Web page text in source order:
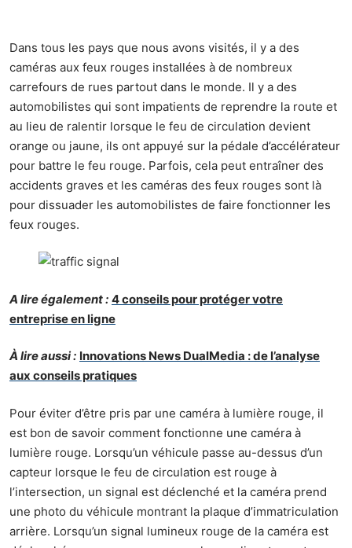
Dans tous les pays que nous avons visités, il y a des
caméras aux feux rouges installées à de nombreux
carrefours de rues partout dans le monde. Il y a des
automobilistes qui sont impatients de reprendre la route et
au lieu de ralentir lorsque le feu de circulation devient
orange ou jaune, ils ont appuyé sur la pédale d’accélérateur
pour battre le feu rouge. Parfois, cela peut entraîner des
accidents graves et les caméras des feux rouges sont là
pour dissuader les automobilistes de faire fonctionner les
feux rouges.
A lire également : 4 conseils pour protéger votre
entreprise en ligne
À lire aussi : Innovations News DualMedia : de l’analyse
aux conseils pratiques
Pour éviter d’être pris par une caméra à lumière rouge, il
est bon de savoir comment fonctionne une caméra à
lumière rouge. Lorsqu’un véhicule passe au-dessus d’un
capteur lorsque le feu de circulation est rouge à
l’intersection, un signal est déclenché et la caméra prend
une photo du véhicule montrant la plaque d’immatriculation
arrière. Lorsqu’un signal lumineux rouge de la caméra est